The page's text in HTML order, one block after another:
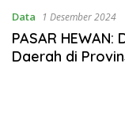
Data 1 Desember 2024
PASAR
Daerah di